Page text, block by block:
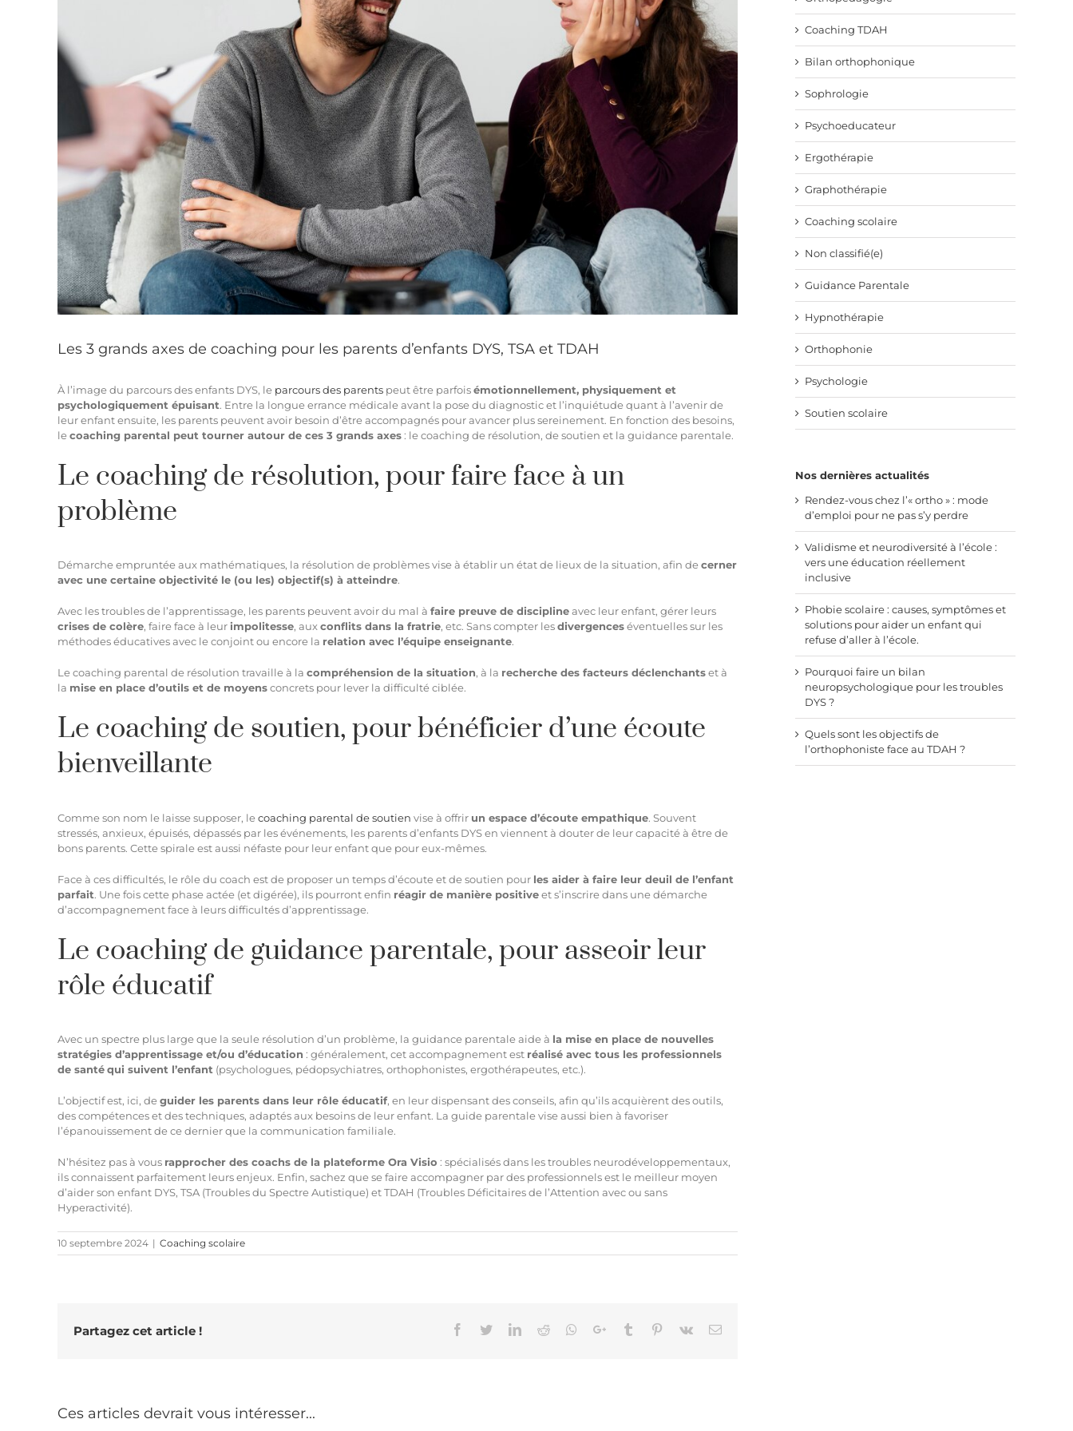
Les 3 grands axes de coaching pour les parents d’enfants DYS, TSA et TDAH
À l’image du parcours des enfants DYS, le parcours des parents peut être parfoisémotionnellement, physiquement et
psychologiquement épuisant. Entre la longue errance médicale avant la pose du diagnostic et l’inquiétude quant à l’avenir de
leur enfant ensuite, les parents peuvent avoir besoin d’être accompagnés pour avancer plus sereinement. En fonction des besoins,
lecoaching parental peut tourner autour de ces 3 grands axes: le coaching de résolution, de soutien et la guidance parentale.
Le coaching de résolution, pour faire face à un
problème
Démarche empruntée aux mathématiques, la résolution de problèmes vise à établir un état de lieux de la situation, afin decerner
avec une certaine objectivité le (ou les) objectif(s) à atteindre.
Avec les troubles de l’apprentissage, les parents peuvent avoir du mal à faire preuve de disciplineavec leur enfant, gérer leurs
crises de colère, faire face à leurimpolitesse, auxconflits dans la fratrie, etc. Sans compter lesdivergenceséventuelles sur les
méthodes éducatives avec le conjoint ou encore la relation avec l’équipe enseignante.
Le coaching parental de résolution travaille à la compréhension de la situation, à la recherche des facteurs déclenchantset à
la mise en place d’outils et de moyensconcrets pour lever la difficulté ciblée.
Le coaching de soutien, pour bénéficier d’une écoute
bienveillante
Comme son nom le laisse supposer, lecoaching parental de soutien vise à offrir un espace d’écoute empathique. Souvent
stressés, anxieux, épuisés, dépassés par les événements, les parents d’enfants DYS en viennent à douter de leur capacité à être de
bons parents. Cette spirale est aussi néfaste pour leur enfant que pour eux-mêmes.
Face à ces difficultés, le rôle du coach est de proposer un temps d’écoute et de soutien pour les aider à faire leur deuil de l’enfant
parfait. Une fois cette phase actée (et digérée), ils pourront enfin réagir de manière positiveet s’inscrire dans une démarche
d’accompagnement face à leurs difficultés d’apprentissage.
Le coaching de guidance parentale, pour asseoir leur
rôle éducatif
Avec un spectre plus large que la seule résolution d’un problème, la guidance parentale aide à la mise en place de nouvelles
stratégies d’apprentissage et/ou d’éducation : généralement, cet accompagnement est réalisé avec tous les professionnels
de santéqui suivent l’enfant (psychologues, pédopsychiatres, orthophonistes, ergothérapeutes, etc.).
L’objectif est, ici, deguider les parents dans leur rôle éducatif, en leur dispensant des conseils, afin qu’ils acquièrent des outils,
des compétences et des techniques, adaptés aux besoins de leur enfant. La guide parentale vise aussi bien à favoriser
l’épanouissement de ce dernier que la communication familiale.
N’hésitez pas à vous rapprocher des coachs de la plateforme Ora Visio : spécialisés dans les troubles neurodéveloppementaux,
ils connaissent parfaitement leurs enjeux. Enfin, sachez que se faire accompagner par des professionnels est le meilleur moyen
d’aider son enfant DYS, TSA (Troubles du Spectre Autistique) et TDAH (Troubles Déficitaires de l’Attention avec ou sans
Hyperactivité).
10 septembre 2024 | Coaching scolaire
Partagez cet article ! Facebook
TwitterLinkedIn
Reddit Whatsapp
Google+Tumblr Pinterest
Vk Email
Ces articles devrait vous intéresser...
Coaching TDAH
Bilan orthophonique
Sophrologie
Psychoeducateur
Ergothérapie
Graphothérapie
Coaching scolaire
Non classifié(e)
Guidance Parentale
Hypnothérapie
Orthophonie
Psychologie
Soutien scolaire
Nos dernières actualités
Rendez-vous chez l’« ortho » : mode
d’emploi pour ne pas s’y perdre
Validisme et neurodiversité à l’école :
vers une éducation réellement
inclusive
Phobie scolaire : causes, symptômes et
solutions pour aider un enfant qui
refuse d’aller à l’école.
Pourquoi faire un bilan
neuropsychologique pour les troubles
DYS ?
Quels sont les objectifs de
l’orthophoniste face au TDAH ?